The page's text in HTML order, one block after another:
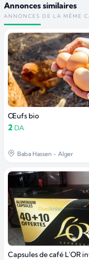
Annonces similaires
ANNONCES DE LA MÊME
Œufs bio
2 DA
Baba Hassen - Alger